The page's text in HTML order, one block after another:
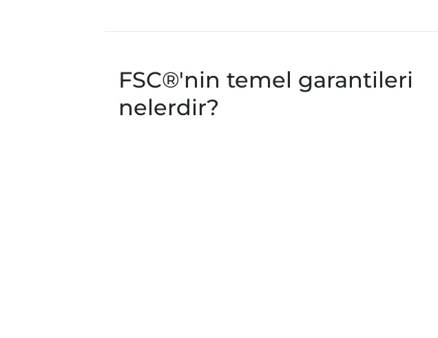
FSC®'nin temel garantileri
nelerdir?